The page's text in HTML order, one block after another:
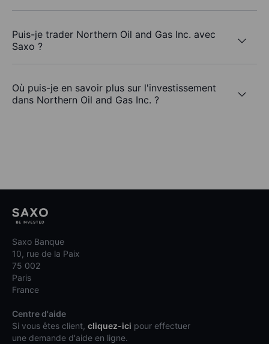
Puis-je trader Northern Oil and Gas Inc. avec
Saxo ?
Où puis-je en savoir plus sur l'investissement
dans Northern Oil and Gas Inc. ?
Saxo Banque
10, rue de la Paix
75 002
Paris
France
Centre d'aide
Si vous êtes client, cliquez-ici pour effectuer
une demande d'aide en ligne.